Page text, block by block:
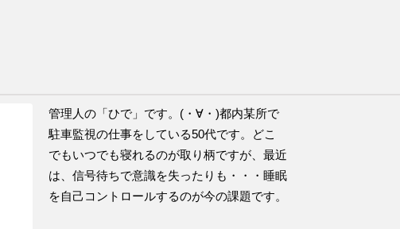
チのこの言葉が好きです。
管理人の「ひで」です。(・∀・)都内某所で
駐車監視の仕事をしている50代です。どこ
でもいつでも寝れるのが取り柄ですが、最近
は、信号待ちで意識を失ったりも・・・睡眠
を自己コントロールするのが今の課題です。